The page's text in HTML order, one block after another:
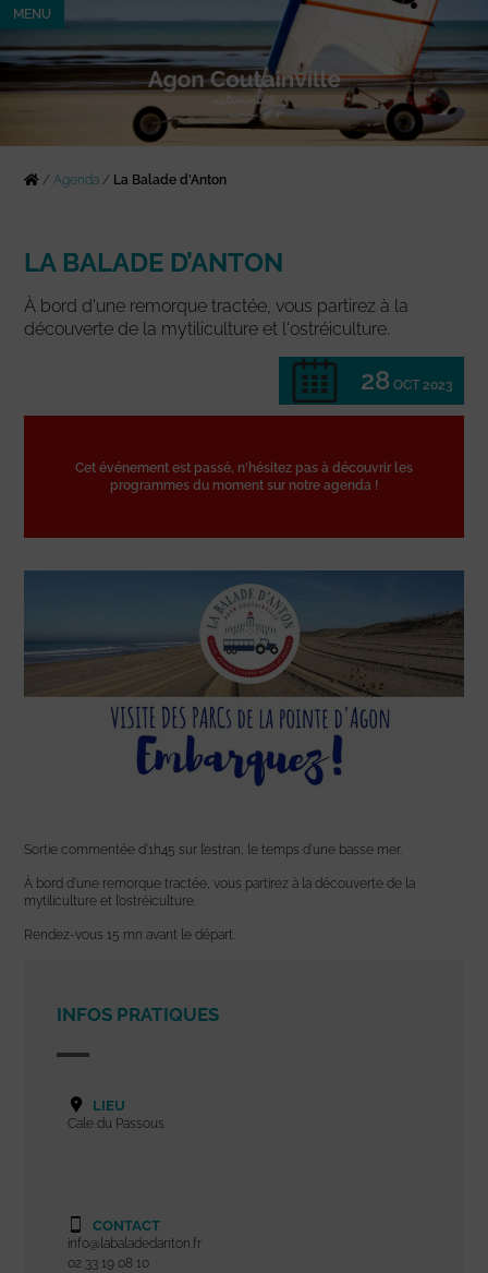
MENU
/Agenda / La Balade d’Anton
LA BALADE D’ANTON
À bord d'une remorque tractée, vous partirez à la
découverte de la mytiliculture et l'ostréiculture.
28 OCT 2023
Cet événement est passé, n'hésitez pas à découvrir les
programmes du moment sur notre agenda !
Sortie commentée d’1h45 sur l’estran, le temps d’une basse mer.
À bord d’une remorque tractée, vous partirez à la découverte de la
mytiliculture et l’ostréiculture.
Rendez-vous 15 mn avant le départ.
INFOS PRATIQUES
LIEU
Cale du Passous
CONTACT
info@labaladedanton.fr
02 33 19 08 10